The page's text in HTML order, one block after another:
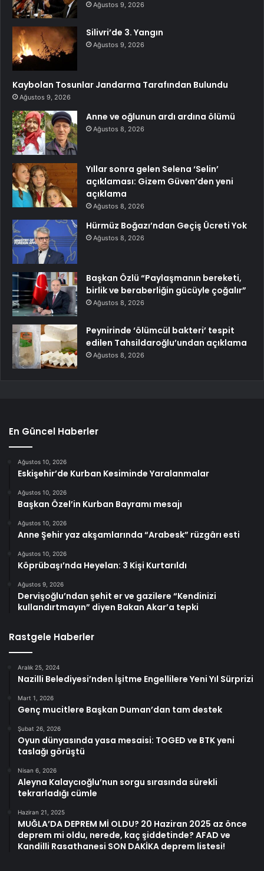
Ağustos 9, 2026
Silivri’de 3. Yangın
Ağustos 9, 2026
Kaybolan Tosunlar Jandarma Tarafından Bulundu
Ağustos 9, 2026
Anne ve oğlunun ardı ardına ölümü
Ağustos 8, 2026
Yıllar sonra gelen Selena ‘Selin’
açıklaması: Gizem Güven’den yeni
açıklama
Ağustos 8, 2026
Hürmüz Boğazı’ndan Geçiş Ücreti Yok
Ağustos 8, 2026
Başkan Özlü “Paylaşmanın bereketi,
birlik ve beraberliğin gücüyle çoğalır”
Ağustos 8, 2026
Peynirinde ‘ölümcül bakteri’ tespit
edilen Tahsildaroğlu’undan açıklama
Ağustos 8, 2026
En Güncel Haberler
Ağustos 10, 2026
Eskişehir’de Kurban Kesiminde Yaralanmalar
Ağustos 10, 2026
Başkan Özel’in Kurban Bayramı mesajı
Ağustos 10, 2026
Anne Şehir yaz akşamlarında “Arabesk” rüzgârı esti
Ağustos 10, 2026
Köprübaşı’nda Heyelan: 3 Kişi Kurtarıldı
Ağustos 9, 2026
Dervişoğlu’ndan şehit er ve gazilere “Kendinizi
kullandırtmayın” diyen Bakan Akar’a tepki
Rastgele Haberler
Aralık 25, 2024
Nazilli Belediyesi’nden İşitme Engellilere Yeni Yıl Sürprizi
Mart 1, 2026
Genç mucitlere Başkan Duman’dan tam destek
Şubat 26, 2026
Oyun dünyasında yasa mesaisi: TOGED ve BTK yeni
taslağı görüştü
Nisan 6, 2026
Aleyna Kalaycıoğlu’nun sorgu sırasında sürekli
tekrarladığı cümle
Haziran 21, 2025
MUĞLA’DA DEPREM Mİ OLDU? 20 Haziran 2025 az önce
deprem mi oldu, nerede, kaç şiddetinde? AFAD ve
Kandilli Rasathanesi SON DAKİKA deprem listesi!